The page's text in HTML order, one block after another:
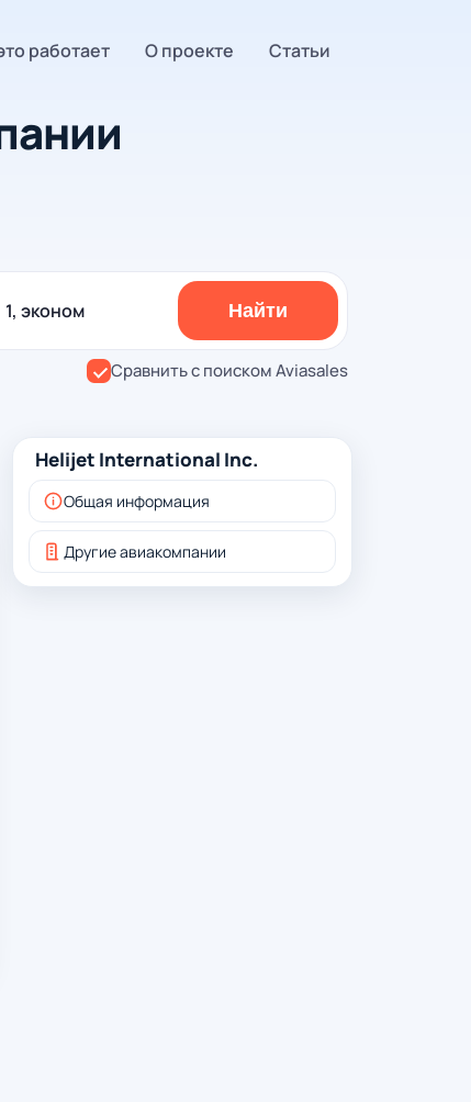
работает О проекте Статьи
1, эконом Найти
Сравнить с поиском Aviasales
Helijet International Inc.
Общая информация
Другие авиакомпании